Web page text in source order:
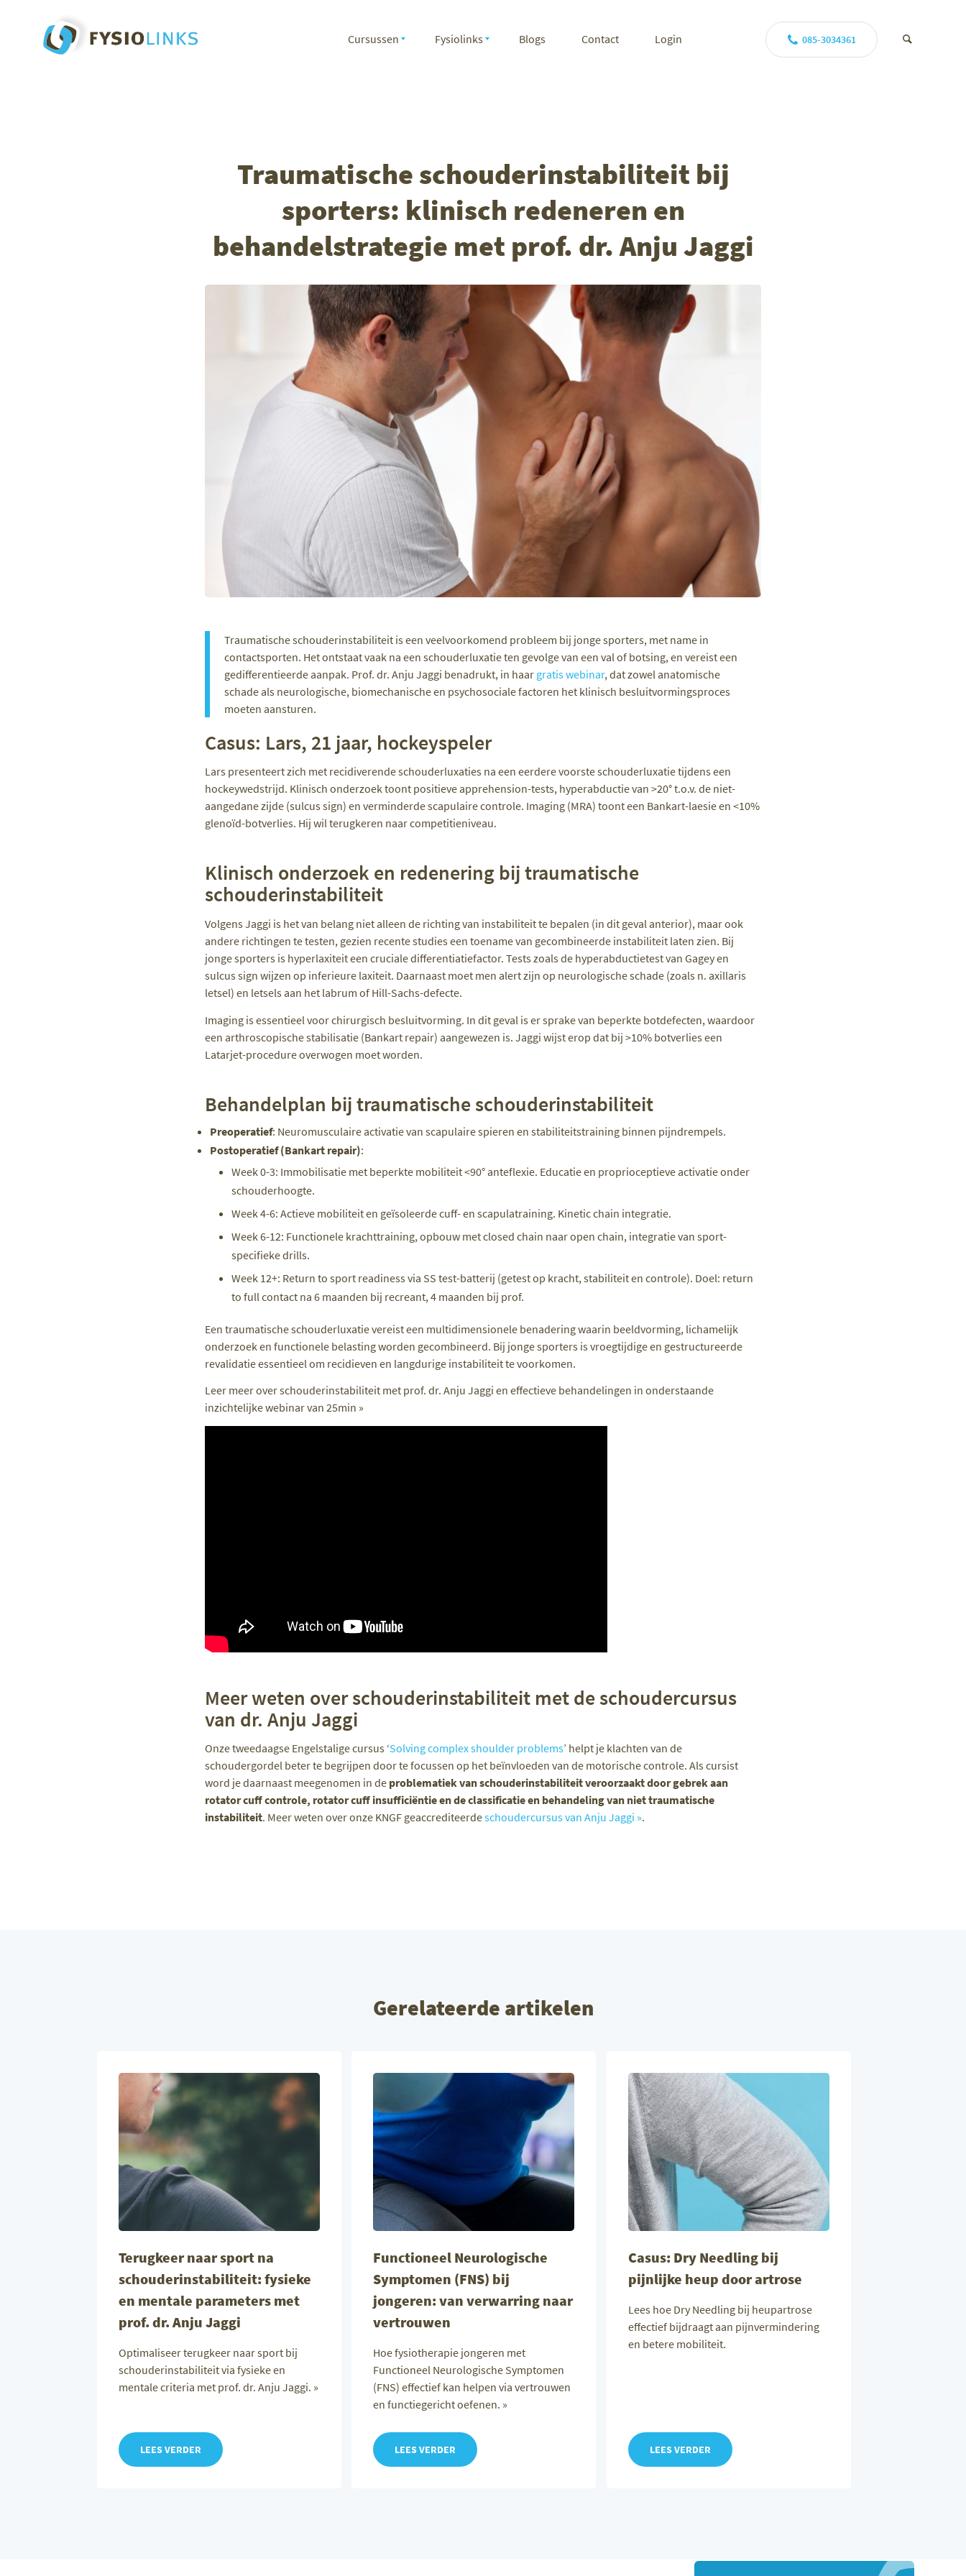
Cursussen Fysiolinks Blogs Contact Login 085-3034361
Traumatische schouderinstabiliteit bij
sporters: klinisch redeneren en
behandelstrategie met prof. dr. Anju Jaggi
Traumatische schouderinstabiliteit is een veelvoorkomend probleem bij jonge sporters, met name in
contactsporten. Het ontstaat vaak na een schouderluxatie ten gevolge van een val of botsing, en vereist een
gedifferentieerde aanpak. Prof. dr. Anju Jaggi benadrukt, in haar gratis webinar, dat zowel anatomische
schade als neurologische, biomechanische en psychosociale factoren het klinisch besluitvormingsproces
moeten aansturen.
Casus: Lars, 21 jaar, hockeyspeler
Lars presenteert zich met recidiverende schouderluxaties na een eerdere voorste schouderluxatie tijdens een
hockeywedstrijd. Klinisch onderzoek toont positieve apprehension-tests, hyperabductie van >20° t.o.v. de niet-
aangedane zijde (sulcus sign) en verminderde scapulaire controle. Imaging (MRA) toont een Bankart-laesie en <10%
glenoïd-botverlies. Hij wil terugkeren naar competitieniveau.
Klinisch onderzoek en redenering bij traumatische
schouderinstabiliteit
Volgens Jaggi is het van belang niet alleen de richting van instabiliteit te bepalen (in dit geval anterior), maar ook
andere richtingen te testen, gezien recente studies een toename van gecombineerde instabiliteit laten zien. Bij
jonge sporters is hyperlaxiteit een cruciale differentiatiefactor. Tests zoals de hyperabductietest van Gagey en
sulcus sign wijzen op inferieure laxiteit. Daarnaast moet men alert zijn op neurologische schade (zoals n. axillaris
letsel) en letsels aan het labrum of Hill-Sachs-defecte.
Imaging is essentieel voor chirurgisch besluitvorming. In dit geval is er sprake van beperkte botdefecten, waardoor
een arthroscopische stabilisatie (Bankart repair) aangewezen is. Jaggi wijst erop dat bij >10% botverlies een
Latarjet-procedure overwogen moet worden.
Behandelplan bij traumatische schouderinstabiliteit
Preoperatief: Neuromusculaire activatie van scapulaire spieren en stabiliteitstraining binnen pijndrempels.
Postoperatief (Bankart repair):
Week 0-3: Immobilisatie met beperkte mobiliteit <90° anteflexie. Educatie en proprioceptieve activatie onder
schouderhoogte.
Week 4-6: Actieve mobiliteit en geïsoleerde cuff- en scapulatraining. Kinetic chain integratie.
Week 6-12: Functionele krachttraining, opbouw met closed chain naar open chain, integratie van sport-
specifieke drills.
Week 12+: Return to sport readiness via SS test-batterij (getest op kracht, stabiliteit en controle). Doel: return
to full contact na 6 maanden bij recreant, 4 maanden bij prof.
Een traumatische schouderluxatie vereist een multidimensionele benadering waarin beeldvorming, lichamelijk
onderzoek en functionele belasting worden gecombineerd. Bij jonge sporters is vroegtijdige en gestructureerde
revalidatie essentieel om recidieven en langdurige instabiliteit te voorkomen.
Leer meer over schouderinstabiliteit met prof. dr. Anju Jaggi en effectieve behandelingen in onderstaande
inzichtelijke webinar van 25min »
Meer weten over schouderinstabiliteit met de schoudercursus
van dr. Anju Jaggi
Onze tweedaagse Engelstalige cursus ‘Solving complex shoulder problems’ helpt je klachten van de
schoudergordel beter te begrijpen door te focussen op het beïnvloeden van de motorische controle. Als cursist
word je daarnaast meegenomen in de problematiek van schouderinstabiliteit veroorzaakt door gebrek aan
rotator cuff controle, rotator cuff insufficiëntie en de classificatie en behandeling van niet traumatische
instabiliteit. Meer weten over onze KNGF geaccrediteerdeschoudercursus van Anju Jaggi ».
Gerelateerde artikelen
Terugkeer naar sport na
schouderinstabiliteit: fysieke
en mentale parameters met
prof. dr. Anju Jaggi
Optimaliseer terugkeer naar sport bij
schouderinstabiliteit via fysieke en
mentale criteria met prof. dr. Anju Jaggi. »
LEES VERDER
Functioneel Neurologische
Symptomen (FNS) bij
jongeren: van verwarring naar
vertrouwen
Hoe fysiotherapie jongeren met
Functioneel Neurologische Symptomen
(FNS) effectief kan helpen via vertrouwen
en functiegericht oefenen. »
LEES VERDER
Casus: Dry Needling bij
pijnlijke heup door artrose
Lees hoe Dry Needling bij heupartrose
effectief bijdraagt aan pijnvermindering
en betere mobiliteit.
LEES VERDER